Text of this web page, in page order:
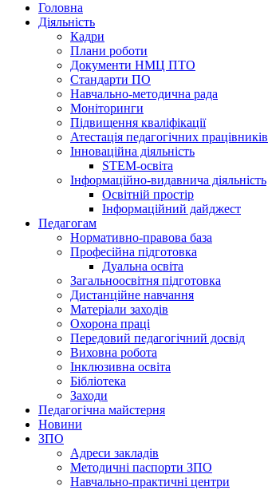
Головна
Діяльність
Кадри
Плани роботи
Документи НМЦ ПТО
Стандарти ПО
Навчально-методична рада
Моніторинги
Підвищення кваліфікації
Атестація педагогічних працівників
Інноваційна діяльність
STEM-освіта
Інформаційно-видавнича діяльність
Освітній простір
Інформаційний дайджест
Педагогам
Нормативно-правова база
Професійна підготовка
Дуальна освіта
Загальноосвітня підготовка
Дистанційне навчання
Матеріали заходів
Охорона праці
Передовий педагогічний досвід
Виховна робота
Інклюзивна освіта
Бібліотека
Заходи
Педагогічна майстерня
Новини
ЗПО
Адреси закладів
Методичні паспорти ЗПО
Навчально-практичні центри